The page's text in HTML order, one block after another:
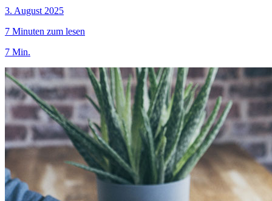
3. August 2025
7 Minuten zum lesen
7 Min.